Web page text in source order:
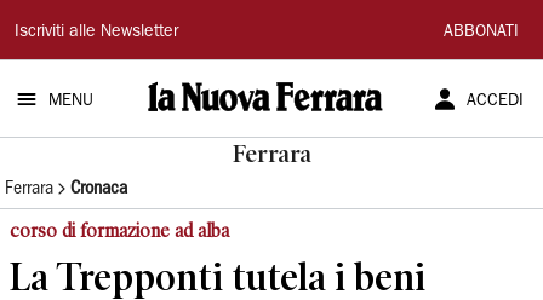
La
Nuova
Ferrara
Iscriviti alle Newsletter ABBONATI
MENU ACCEDI
Ferrara
Ferrara Cronaca
corso di formazione ad alba
La Trepponti tutela i beni